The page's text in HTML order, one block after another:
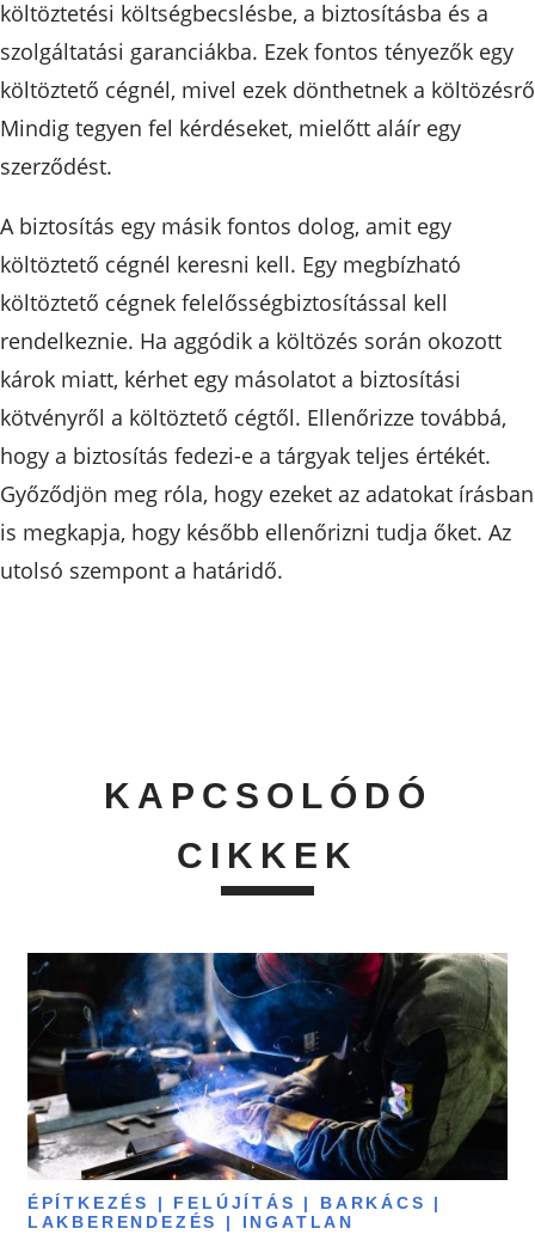
költöztetési költségbecslésbe, a biztosításba és a
szolgáltatási garanciákba. Ezek fontos tényezők egy
költöztető cégnél, mivel ezek dönthetnek a
Mindig tegyen fel kérdéseket, mielőtt aláír egy
szerződést.
A biztosítás egy másik fontos dolog, amit egy
költöztető cégnél keresni kell. Egy megbízható
költöztető cégnek felelősségbiztosítással kell
rendelkeznie. Ha aggódik a költözés során okozott
károk miatt, kérhet egy másolatot a biztosítási
kötvényről a költöztető cégtől. Ellenőrizze továbbá,
hogy a biztosítás fedezi-e a tárgyak teljes értékét.
Győződjön meg róla, hogy ezeket az adatokat írásban
is megkapja, hogy később ellenőrizni tudja őket. Az
utolsó szempont a határidő.
KAPCSOLÓDÓ
CIKKEK
ÉPÍTKEZÉS | FELÚJÍTÁS | BARKÁCS |
LAKBERENDEZÉS | INGATLAN